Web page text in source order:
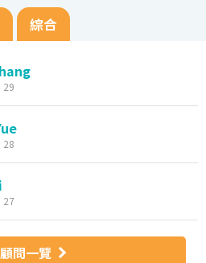
綜合
29
28
27
顧問一覽